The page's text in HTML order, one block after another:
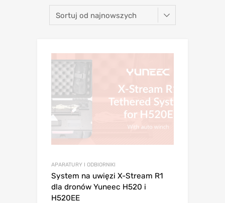
APARATURY I ODBIORNIKI
System na uwięzi X-Stream R1
dla dronów Yuneec H520 i
H520EE